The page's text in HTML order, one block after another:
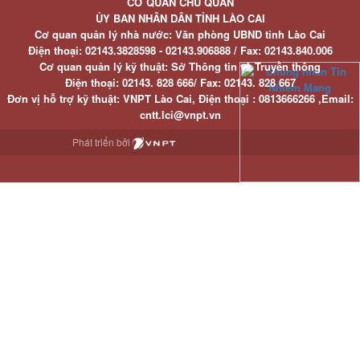
ỦY BAN NHÂN DÂN TỈNH LÀO CAI
Cơ quan quản lý nhà nước: Văn phòng UBND tỉnh Lào Cai
Điện thoại:02143.3828598 - 02143.906888 / Fax:02143.840.006
Cơ quan quản lý kỹ thuật: Sở Thông tin và Truyền thông
Điện thoại:02143. 828 666/ Fax:02143. 828 667
Đơn vị hỗ trợ kỹ thuật: VNPT Lào Cai, Điện thoại : 0813666266 ,Email:
cntt.lci@vnpt.vn
Phát triển bởi